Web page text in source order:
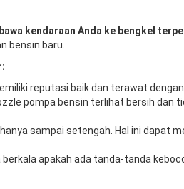
kendaraan Anda ke bengkel
bensin baru.
reputasi baik dan terawat dengan
pompa bensin terlihat bersih dan
sampai setengah. Hal ini dapat
berkala apakah ada tanda-tanda